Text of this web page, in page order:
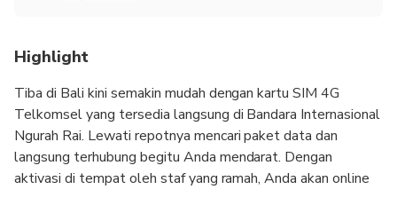
Highlight
Tiba di Bali kini semakin mudah dengan kartu SIM 4G
Telkomsel yang tersedia langsung di Bandara Internasional
Ngurah Rai. Lewati repotnya mencari paket data dan
langsung terhubung begitu Anda mendarat. Dengan
aktivasi di tempat oleh staf yang ramah, Anda akan online